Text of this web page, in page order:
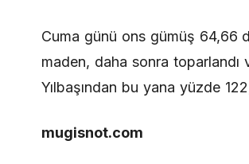
Cuma günü ons gümüş 64,66
maden, daha sonra
Yılbaşından bu yana yüzde
mugisnot.com